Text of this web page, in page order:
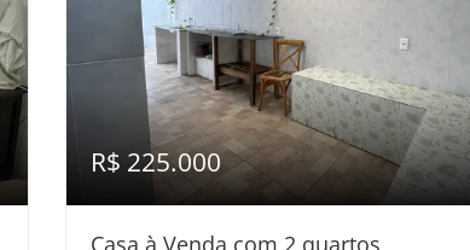
R$ 225.000
Casa à Venda com 2 quartos